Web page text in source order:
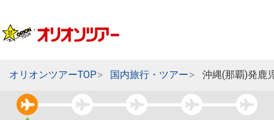
オリオンツアーTOP 国内旅行・ツアー 沖縄(那覇)発鹿